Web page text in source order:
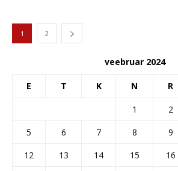
1 2
veebruar 2024
E T K N R
1 2
5
6 7 8 9
12
13 14 15 16